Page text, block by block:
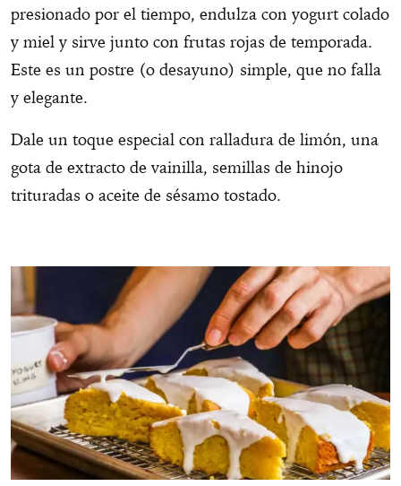
presionado por el tiempo, endulza con yogurt colado
y miel y sirve junto con frutas rojas de temporada.
Este es un postre (o desayuno) simple, que no falla
y elegante.
Dale un toque especial con ralladura de limón, una
gota de extracto de vainilla, semillas de hinojo
trituradas o aceite de sésamo tostado.